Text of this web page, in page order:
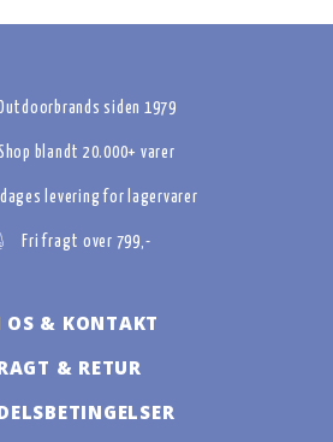
siden 1979
blandt 20.000+ varer
levering for lagervarer
Fri fragt over 799,-
OS & KONTAKT
& RETUR